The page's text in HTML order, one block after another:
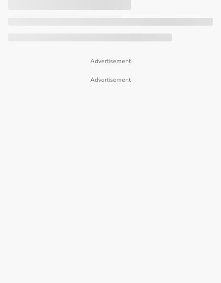
Advertisement
Advertisement